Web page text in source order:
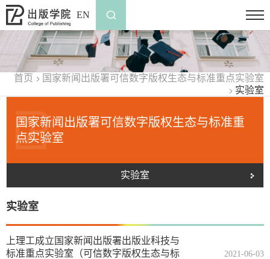
EN
首页
国家新闻出版署可信数字版权生态与标准重点实验室
实验室
国家新闻出版署可信数字版权生态与标准重
点实验室
实验室
实验室
上理工成立国家新闻出版署出版业科技与
标准重点实验室（可信数字版权生态与标
2021-06-03